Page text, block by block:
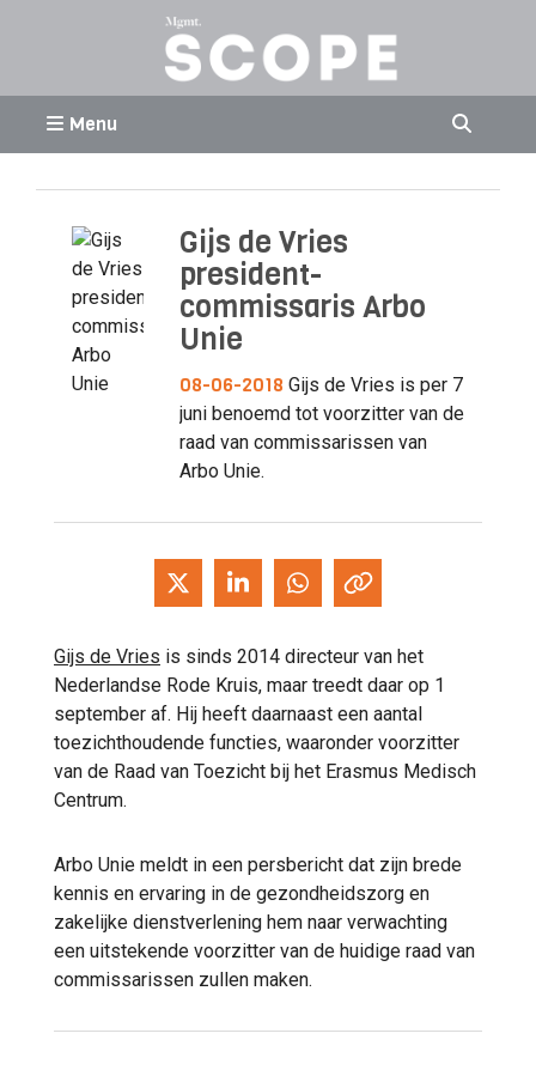
Menu
Gijs de Vries
president-
commissaris Arbo
Unie
08-06-2018 Gijs de Vries is per 7
juni benoemd tot voorzitter van de
raad van commissarissen van
Arbo Unie.
Gijs de Vries is sinds 2014 directeur van het
Nederlandse Rode Kruis, maar treedt daar op 1
september af. Hij heeft daarnaast een aantal
toezichthoudende functies, waaronder voorzitter
van de Raad van Toezicht bij het Erasmus Medisch
Centrum.
Arbo Unie meldt in een persbericht dat zijn brede
kennis en ervaring in de gezondheidszorg en
zakelijke dienstverlening hem naar verwachting
een uitstekende voorzitter van de huidige raad van
commissarissen zullen maken.